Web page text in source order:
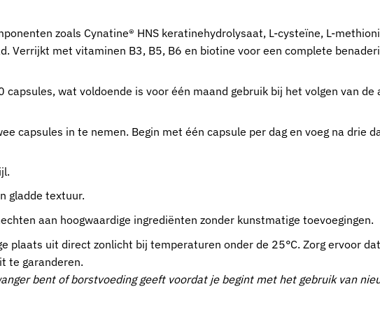
zoals Cynatine® HNS keratinehydrolysaat, L-cysteïne, L-
Verrijkt met vitaminen B3, B5, B6 en biotine voor een complete
wat voldoende is voor één maand gebruik bij het volgen van de
capsules in te nemen. Begin met één capsule per dag en voeg na drie
gladde textuur.
aan hoogwaardige ingrediënten zonder kunstmatige toevoegingen.
plaats uit direct zonlicht bij temperaturen onder de 25°C. Zorg ervoor
te garanderen.
bent of borstvoeding geeft voordat je begint met het gebruik van